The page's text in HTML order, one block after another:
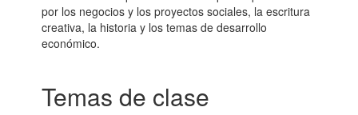
por los negocios y los proyectos sociales, la escritura
creativa, la historia y los temas de desarrollo
económico.
Temas de clase